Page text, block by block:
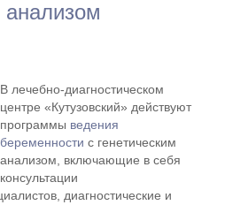
анализом
В лечебно-диагностическом
центре «Кутузовский» действуют
программы ведения
беременности с генетическим
анализом, включающие в себя
консультации
диагностические и